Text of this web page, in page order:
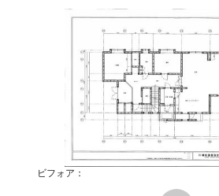
ビフォア：